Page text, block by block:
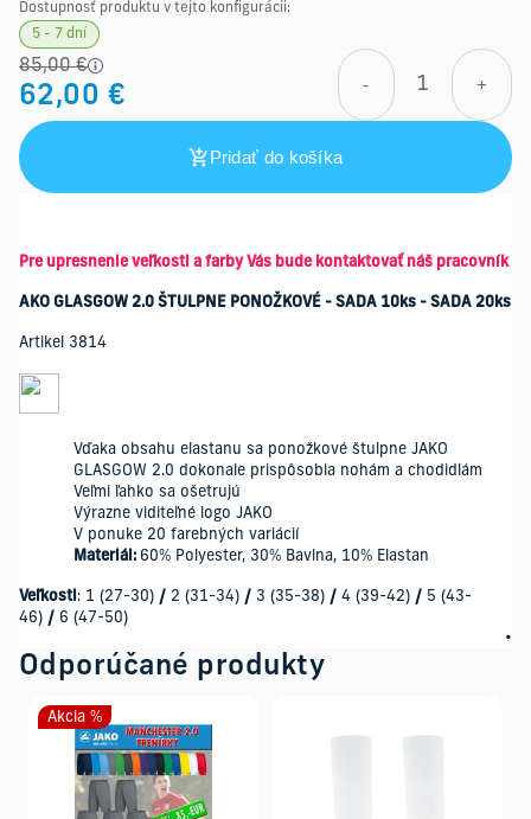
Dostupnosť produktu v tejto konfigurácii:
5 - 7 dní
85,00 €
62,00 € - +
Pridať do košíka
Pre upresnenie veľkosti a farby Vás bude kontaktovať náš pracovník
AKO GLASGOW 2.0 ŠTULPNE PONOŽKOVÉ - SADA 10ks - SADA 20ks
Artikel 3814
Vďaka obsahu elastanu sa ponožkové štulpne JAKO
GLASGOW 2.0 dokonale prispôsobia nohám a chodidlám
Veľmi ľahko sa ošetrujú
Výrazne viditeľné logo JAKO
V ponuke 20 farebných variácií
Materiál: 60% Polyester, 30% Bavlna, 10% Elastan
Veľkosti : 1 (27-30) / 2 (31-34) / 3 (35-38) / 4 (39-42) / 5 (43-
46) / 6 (47-50)
Odporúčané produkty
Akcia %